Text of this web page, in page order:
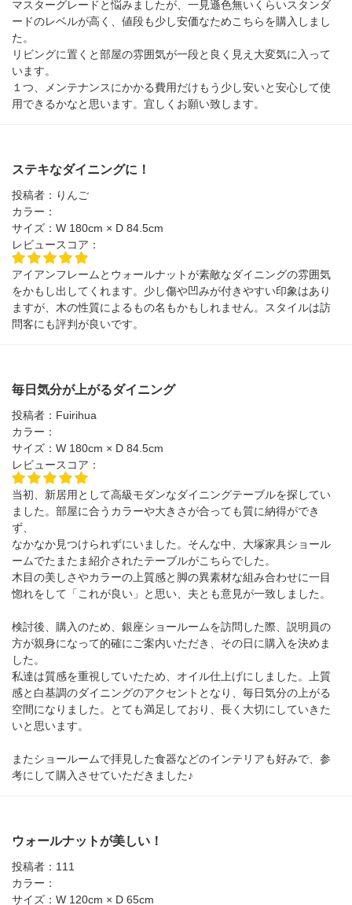
マスターグレードと悩みましたが、一見遜色無いくらいスタンダ
ードのレベルが高く、値段も少し安価なためこちらを購入しまし
た。
リビングに置くと部屋の雰囲気が一段と良く見え大変気に入って
います。
１つ、メンテナンスにかかる費用だけもう少し安いと安心して使
用できるかなと思います。宜しくお願い致します。
ステキなダイニングに！
投稿者： りんご
カラー：
サイズ： W 180cm × D 84.5cm
レビュースコア：
アイアンフレームとウォールナットが素敵なダイニングの雰囲気
をかもし出してくれます。少し傷や凹みが付きやすい印象はあり
ますが、木の性質によるもの名もかもしれません。スタイルは訪
問客にも評判が良いです。
毎日気分が上がるダイニング
投稿者： Fuirihua
カラー：
サイズ： W 180cm × D 84.5cm
レビュースコア：
当初、新居用として高級モダンなダイニングテーブルを探してい
ました。部屋に合うカラーや大きさが合っても質に納得ができ
ず、
なかなか見つけられずにいました。そんな中、大塚家具ショール
ームでたまたま紹介されたテーブルがこちらでした。
木目の美しさやカラーの上質感と脚の異素材な組み合わせに一目
惚れをして「これが良い」と思い、夫とも意見が一致しました。
検討後、購入のため、銀座ショールームを訪問した際、説明員の
方が親身になって的確にご案内いただき、その日に購入を決めま
した。
私達は質感を重視していたため、オイル仕上げにしました。上質
感と白基調のダイニングのアクセントとなり、毎日気分の上がる
空間になりました。とても満足しており、長く大切にしていきた
いと思います。
またショールームで拝見した食器などのインテリアも好みで、参
考にして購入させていただきました♪
ウォールナットが美しい！
投稿者： 111
カラー：
サイズ： W 120cm × D 65cm